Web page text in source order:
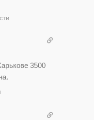
3500